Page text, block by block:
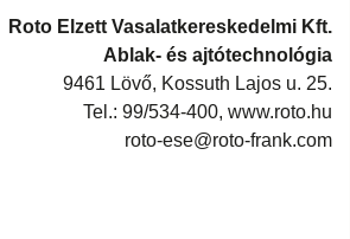
Roto Elzett Vasalatkereskedelmi Kft.
Ablak- és ajtótechnológia
9461 Lövő, Kossuth Lajos u. 25.
Tel.: 99/534-400, www.roto.hu
roto-ese@roto-frank.com